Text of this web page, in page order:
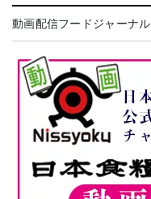
動画配信フードジャーナル